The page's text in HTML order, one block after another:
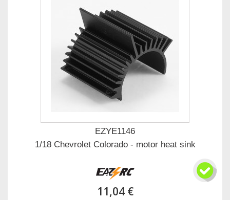
EZYE1146
1/18 Chevrolet Colorado - motor heat sink
11,04 €